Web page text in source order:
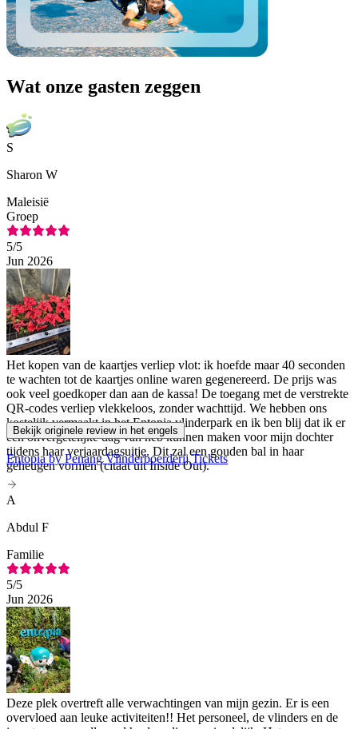
Wat onze gasten zeggen
S
Sharon W
Maleisië
Groep
5/5
Jun 2026
Het kopen van de kaartjes verliep vlot: ik hoefde maar 40 seconden
te wachten tot de kaartjes online waren gegenereerd. De prijs was
ook veel goedkoper dan aan de kassa! De toegang met de verstrekte
QR-codes verliep vlekkeloos, zonder wachttijd. We hebben ons
kostelijk vermaakt in het Entopia vlinderpark en ik ben blij dat ik er
een onvergetelijke dag van heb kunnen maken voor mijn dochter
tijdens haar verjaardagsuitje. Dit zal een gouden bal in haar
geheugen vormen (citaat uit Inside Out).
Bekijk originele review in het engels
Entopia by Penang Vlinderboerderij Tickets
A
Abdul F
Familie
5/5
Jun 2026
Deze plek overtreft alle verwachtingen van mijn gezin. Er is een
overvloed aan leuke activiteiten!! Het personeel, de vlinders en de